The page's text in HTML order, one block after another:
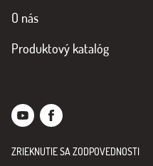
O nás
Produktový katalóg
ZRIEKNUTIE SA ZODPOVEDNOSTI